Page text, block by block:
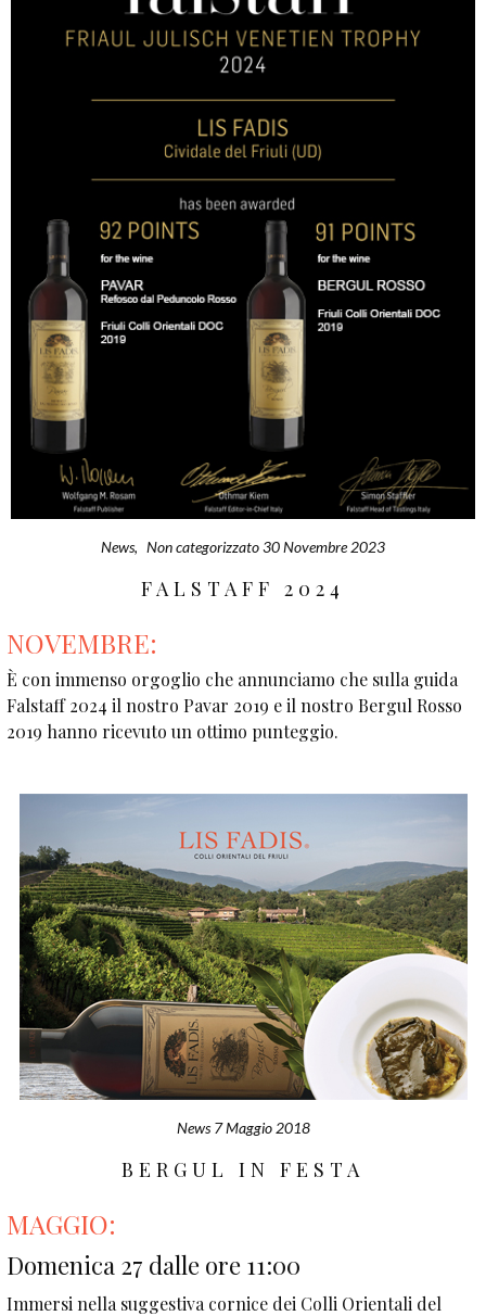
News, Non categorizzato30 Novembre 2023
FALSTAFF 2024
NOVEMBRE:
È con immenso orgoglio che annunciamo che sulla guida
Falstaff 2024 il nostro Pavar 2019 e il nostro Bergul Rosso
2019 hanno ricevuto un ottimo punteggio.
News 7 Maggio 2018
BERGUL IN FESTA
MAGGIO:
Domenica 27 dalle ore 11:00
Immersi nella suggestiva cornice dei Colli Orientali del